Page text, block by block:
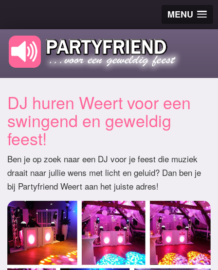
MENU
DJ huren Weert voor een
swingend en geweldig
feest!
Ben je op zoek naar een DJ voor je feest die muziek
draait naar jullie wens met licht en geluid? Dan ben je
bij Partyfriend Weert aan het juiste adres!